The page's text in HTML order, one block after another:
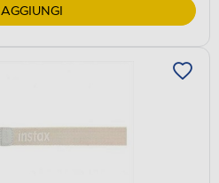
AGGIUNGI